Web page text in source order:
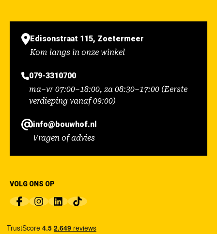
Edisonstraat 115, Zoetermeer
Kom langs in onze winkel
079-3310700
ma–vr 07:00–18:00, za 08:30–17:00 (Eerste
verdieping vanaf 09:00)
info@bouwhof.nl
Vragen of advies
VOLG ONS OP